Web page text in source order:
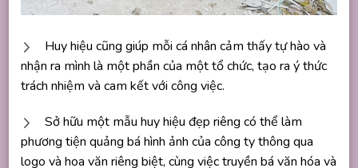
Huy hiệu cũng giúp mỗi cá nhân cảm thấy tự hào và
nhận ra mình là một phần của một tổ chức, tạo ra ý thức
trách nhiệm và cam kết với công việc.
Sở hữu một mẫu huy hiệu đẹp riêng có thể làm
phương tiện quảng bá hình ảnh của công ty thông qua
logo và hoa văn riêng biệt, cùng việc truyền bá văn hóa và